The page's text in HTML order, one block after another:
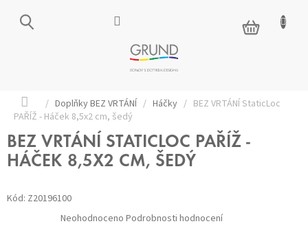
NÁKUPNÍ
KOŠÍK
Domů
/ Doplňky BEZ VRTÁNÍ / Háčky / BEZ VRTÁNÍ StaticLoc
PAŘÍŽ - Háček 8,5x2 cm, šedý
BEZ VRTÁNÍ STATICLOC PAŘÍŽ -
HÁČEK 8,5X2 CM, ŠEDÝ
Kód: Z20196100
Průměrné
hodnocení
Neohodnoceno Podrobnosti hodnocení